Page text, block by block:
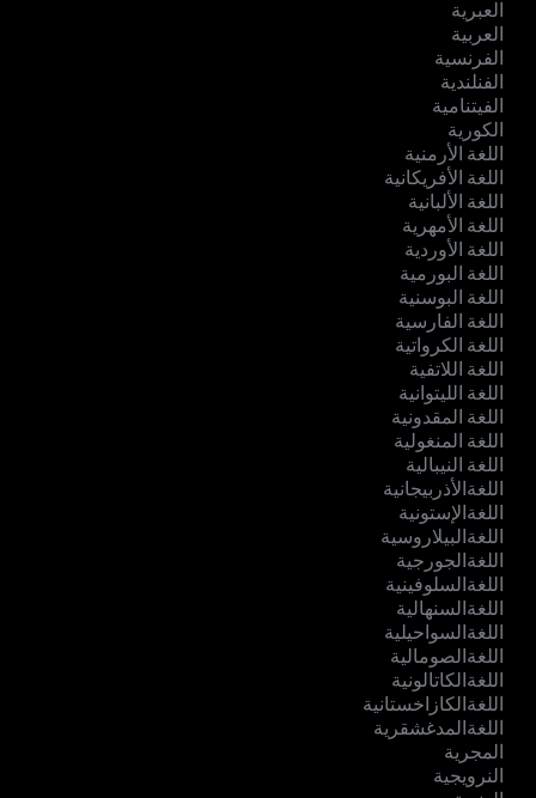
العبرية
العربية
الفرنسية
الفنلندية
الفيتنامية
الكورية
اللغة الأرمنية
اللغة الأفريكانية
اللغة الألبانية
اللغة الأمهرية
اللغة الأوردية
اللغة البورمية
اللغة البوسنية
اللغة الفارسية
اللغة الكرواتية
اللغة اللاتفية
اللغة الليتوانية
اللغة المقدونية
اللغة المنغولية
اللغة النيبالية
اللغةالأذربيجانية
اللغةالإستونية
اللغةالبيلاروسية
اللغةالجورجية
اللغةالسلوفينية
اللغةالسنهالية
اللغةالسواحيلية
اللغةالصومالية
اللغةالكاتالونية
اللغةالكازاخستانية
اللغةالمدغشقرية
المجرية
النرويجية